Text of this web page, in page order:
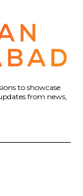
to showcase
from news,